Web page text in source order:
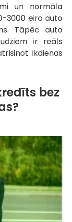
un normāla
3000 eiro auto
Tāpēc auto
ir reāls
ikdienas
bez